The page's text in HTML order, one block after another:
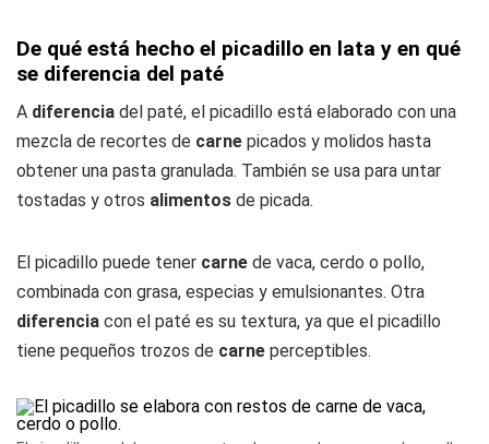
De qué está hecho el picadillo en lata y en qué
se diferencia del paté
A diferencia del paté, el picadillo está elaborado con una
mezcla de recortes de carne picados y molidos hasta
obtener una pasta granulada. También se usa para untar
tostadas y otros alimentos de picada.
El picadillo puede tener carne de vaca, cerdo o pollo,
combinada con grasa, especias y emulsionantes. Otra
diferencia con el paté es su textura, ya que el picadillo
tiene pequeños trozos de carne perceptibles.